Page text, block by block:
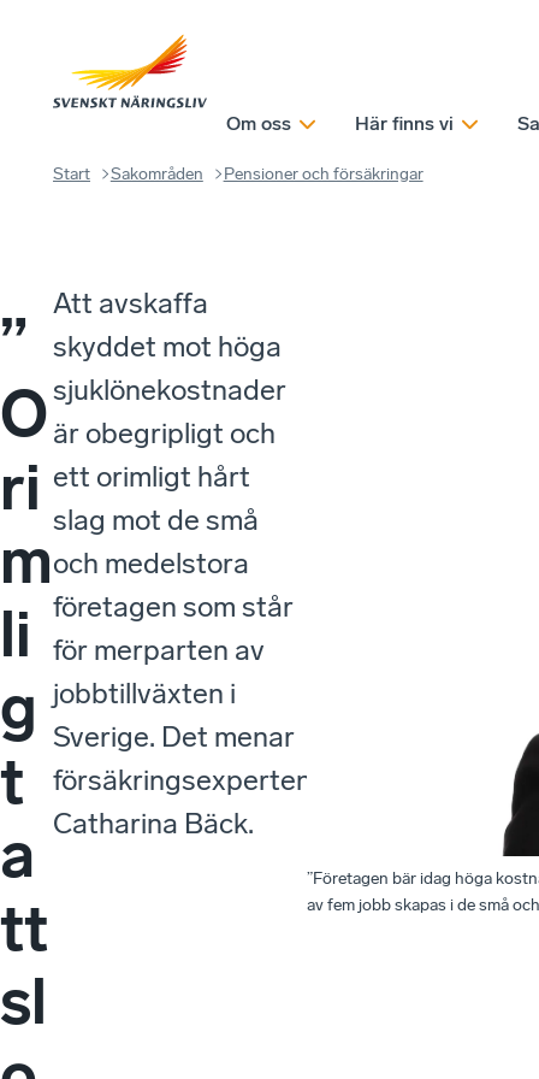
Om oss Här finns vi
Start Sakområden Pensioner och försäkringar
”
O
ri
m
li
g
t
a
tt
sl
Att avskaffa
skyddet mot höga
sjuklönekostnader
är obegripligt och
ett orimligt hårt
slag mot de små
och medelstora
företagen som står
för merparten av
jobbtillväxten i
Sverige. Det menar
försäkringsexperten
Catharina Bäck.
”Företagen bär idag höga
av fem jobb skapas i de små